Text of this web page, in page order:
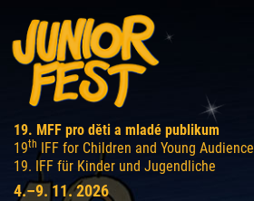
19. MFF pro děti a mladé publikum
19th IFF for Children and Young Audience
19. IFF für Kinder und Jugendliche
4.–9. 11. 2026